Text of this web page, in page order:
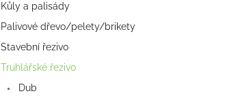
Kůly a palisády
Palivové dřevo/pelety/brikety
Stavební řezivo
Truhlářské řezivo
Dub